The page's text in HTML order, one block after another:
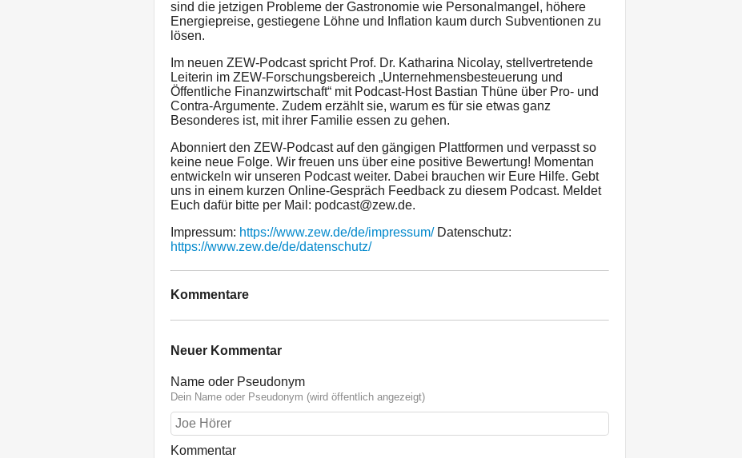
sind die jetzigen Probleme der Gastronomie wie Personalmangel, höhere
Energiepreise, gestiegene Löhne und Inflation kaum durch Subventionen zu
lösen.
Im neuen ZEW-Podcast spricht Prof. Dr. Katharina Nicolay, stellvertretende
Leiterin im ZEW-Forschungsbereich „Unternehmensbesteuerung und
Öffentliche Finanzwirtschaft“ mit Podcast-Host Bastian Thüne über Pro- und
Contra-Argumente. Zudem erzählt sie, warum es für sie etwas ganz
Besonderes ist, mit ihrer Familie essen zu gehen.
Abonniert den ZEW-Podcast auf den gängigen Plattformen und verpasst so
keine neue Folge. Wir freuen uns über eine positive Bewertung! Momentan
entwickeln wir unseren Podcast weiter. Dabei brauchen wir Eure Hilfe. Gebt
uns in einem kurzen Online-Gespräch Feedback zu diesem Podcast. Meldet
Euch dafür bitte per Mail: podcast@zew.de.
Impressum: https://www.zew.de/de/impressum/Datenschutz:
https://www.zew.de/de/datenschutz/
Kommentare
Neuer Kommentar
Name oder Pseudonym
Dein Name oder Pseudonym (wird öffentlich angezeigt)
Kommentar